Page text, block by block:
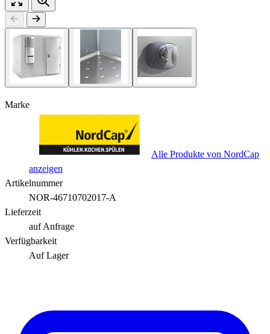
Marke
Alle Produkte von NordCap
anzeigen
Artikelnummer
NOR-46710702017-A
Lieferzeit
auf Anfrage
Verfügbarkeit
Auf Lager